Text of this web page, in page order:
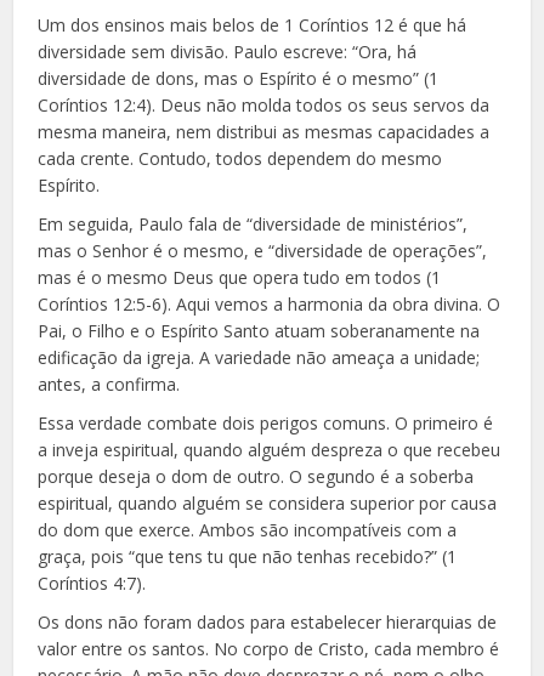
Um dos ensinos mais belos de 1 Coríntios 12 é que há
diversidade sem divisão. Paulo escreve: “Ora, há
diversidade de dons, mas o Espírito é o mesmo” (1
Coríntios 12:4). Deus não molda todos os seus servos da
mesma maneira, nem distribui as mesmas capacidades a
cada crente. Contudo, todos dependem do mesmo
Espírito.
Em seguida, Paulo fala de “diversidade de ministérios”,
mas o Senhor é o mesmo, e “diversidade de operações”,
mas é o mesmo Deus que opera tudo em todos (1
Coríntios 12:5-6). Aqui vemos a harmonia da obra divina. O
Pai, o Filho e o Espírito Santo atuam soberanamente na
edificação da igreja. A variedade não ameaça a unidade;
antes, a confirma.
Essa verdade combate dois perigos comuns. O primeiro é
a inveja espiritual, quando alguém despreza o que recebeu
porque deseja o dom de outro. O segundo é a soberba
espiritual, quando alguém se considera superior por causa
do dom que exerce. Ambos são incompatíveis com a
graça, pois “que tens tu que não tenhas recebido?” (1
Coríntios 4:7).
Os dons não foram dados para estabelecer hierarquias de
valor entre os santos. No corpo de Cristo, cada membro é